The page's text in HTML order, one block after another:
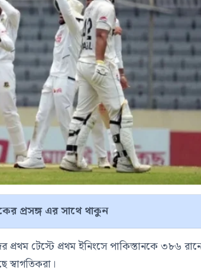
এর সাথে থাকুন
প্রথম টেস্টে প্রথম ইনিংসে পাকিস্তানকে ৩৮৬